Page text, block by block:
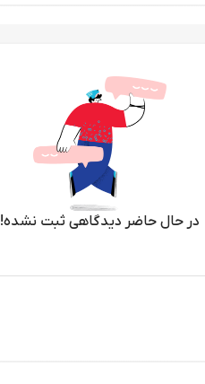
در حال حاضر دیدگاهی ثبت نشده!